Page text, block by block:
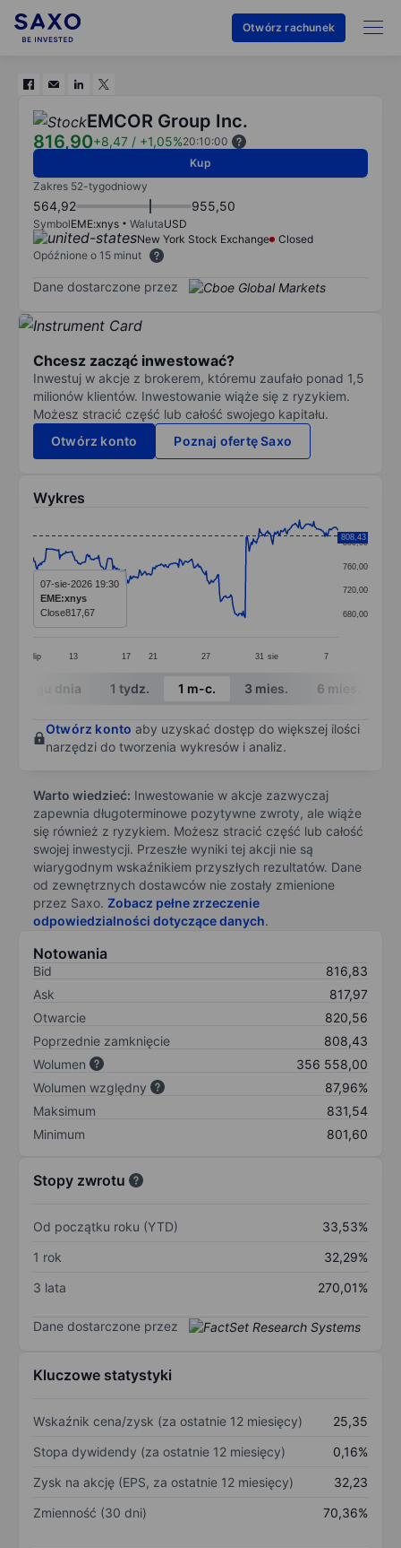
Otwórz rachunek
EMCOR Group Inc.
816,90+8,47 / +1,05%20:10:00
Kup
Zakres 52-tygodniowy
564,92 955,50
SymbolEME:xnys WalutaUSD
New York Stock Exchange
Closed
Opóźnione o 15 minut
Dane dostarczone przez
Chcesz zacząć inwestować?
Inwestuj w akcje z brokerem, któremu zaufało ponad 1,5
milionów klientów. Inwestowanie wiąże się z ryzykiem.
Możesz stracić część lub całość swojego kapitału.
Otwórz konto
Poznaj ofertę Saxo
Wykres
Line chart with 299 data points.
The chart has 1 X axis displaying categories.
The chart has 1 Y axis displaying values. Data
lip 13 17 21 27 31 sie 7
680,00
720,00
760,00
800,00
808,43
07-sie-2026 19:30
EME:xnys
Close817,67
End of interactive chart.
W ciągu dnia 1 tydz. 1 m-c. 3 mies. 6 mies.
Otwórz konto aby uzyskać dostęp do większej ilości
narzędzi do tworzenia wykresów i analiz.
Warto wiedzieć: Inwestowanie w akcje zazwyczaj
zapewnia długoterminowe pozytywne zwroty, ale wiąże
się również z ryzykiem. Możesz stracić część lub całość
swojej inwestycji. Przeszłe wyniki tej akcji nie są
wiarygodnym wskaźnikiem przyszłych rezultatów. Dane
od zewnętrznych dostawców nie zostały zmienione
przez Saxo. Zobacz pełne zrzeczenie
odpowiedzialności dotyczące danych.
Notowania
Bid
816,83
Ask
817,97
Otwarcie
820,56
Poprzednie zamknięcie
808,43
Wolumen
356 558,00
Wolumen względny
87,96%
Maksimum
831,54
Minimum
801,60
Stopy zwrotu
Od początku roku (YTD)
33,53%
1 rok
32,29%
3 lata
270,01%
Dane dostarczone przez
Kluczowe statystyki
Wskaźnik cena/zysk (za ostatnie 12 miesięcy)
25,35
Stopa dywidendy (za ostatnie 12 miesięcy)
0,16%
Zysk na akcję (EPS, za ostatnie 12 miesięcy)
32,23
Zmienność (30 dni)
70,36%